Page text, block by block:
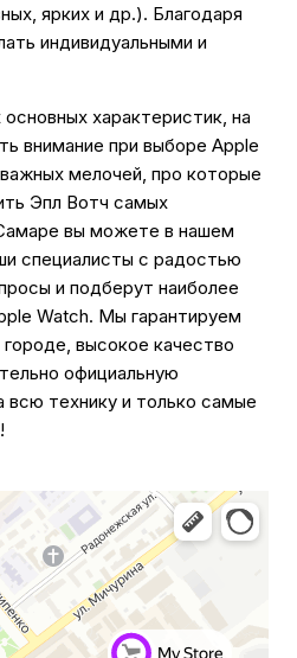
ярких и др.). Благодаря
индивидуальными и
характеристик, на
внимание при выборе Apple
мелочей, про которые
Эпл Вотч самых
вы можете в нашем
специалисты с радостью
и подберут наиболее
Watch. Мы гарантируем
высокое качество
официальную
всю технику и только самые